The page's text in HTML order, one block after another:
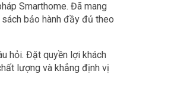
Smarthome. Đã mang
bảo hành đầy đủ theo
hỏi. Đặt quyền lợi khách
lượng và khẳng định vị